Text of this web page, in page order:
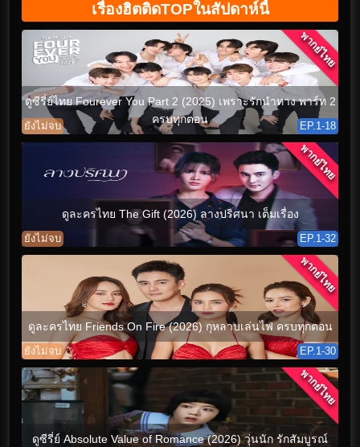
เรื่องฮิตติดTOPในสัปดาห์นี้
ดูซีรี่ย์ไทย Fourever You Part 2 (2025) เพราะรักนำทาง พาร์ท 2
ครบทุกตอน
ยังไม่จบ EP.1-18
พากย์ไทย
ดูละครไทย The Gift (2026) ลางปริศนา เต็มเรื่อง
ยังไม่จบ EP.1-32
พากย์ไทย
ดูละครไทย Friends On Fire (2026) กุหลาบเล่นไฟ ครบทุกตอน
ยังไม่จบ EP.1-30
พากย์ไทย
ดูซีรี่ย์ Absolute Value of Romance (2026) วุ่นนัก รักสัมบูรณ์
พากย์ไทย